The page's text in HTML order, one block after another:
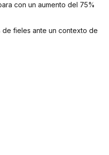
con un aumento del 75%
de fieles ante un contexto de